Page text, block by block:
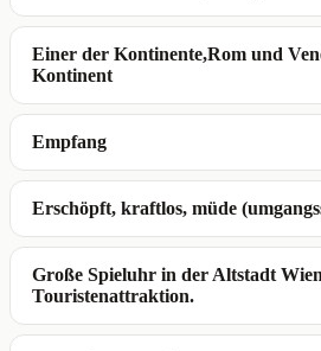
Einer der Kontinente,Rom und
Kontinent
Empfang
Erschöpft, kraftlos, müde
Große Spieluhr in der Altstadt
Touristenattraktion.